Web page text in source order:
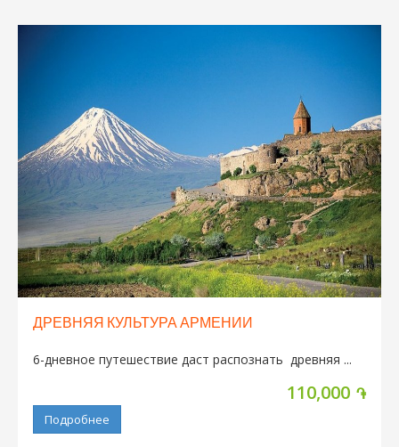
ДРЕВНЯЯ КУЛЬТУРА АРМЕНИИ
6-дневное путешествие даст распознать древняя ...
110,000 ֏
Подробнее